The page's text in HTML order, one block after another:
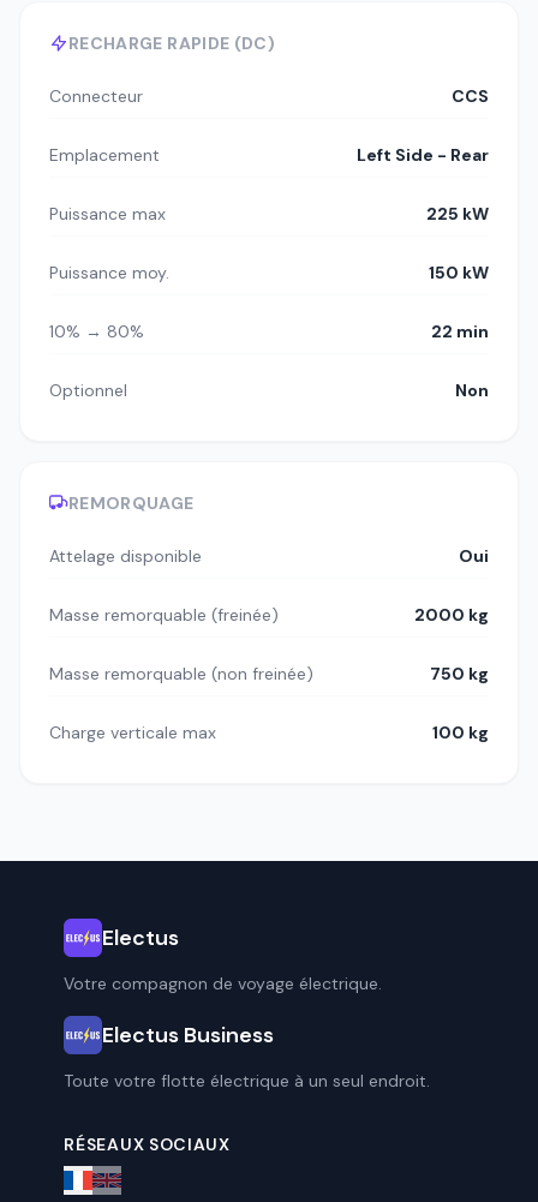
RECHARGE RAPIDE (DC)
Connecteur CCS
Emplacement Left Side - Rear
Puissance max 225 kW
Puissance moy. 150 kW
10% → 80% 22 min
Optionnel Non
REMORQUAGE
Attelage disponible Oui
Masse remorquable (freinée) 2000 kg
Masse remorquable (non freinée) 750 kg
Charge verticale max 100 kg
Electus
Votre compagnon de voyage électrique.
Electus Business
Toute votre flotte électrique à un seul endroit.
RÉSEAUX SOCIAUX